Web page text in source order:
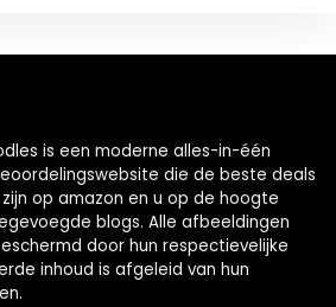
is een moderne alles-in-één
die de beste deals
op amazon en u op de hoogte
blogs. Alle afbeeldingen
door hun respectievelijke
inhoud is afgeleid van hun